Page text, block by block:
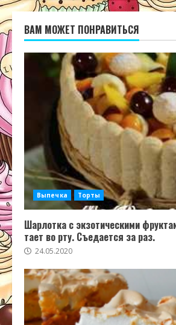
ВАМ МОЖЕТ ПОНРАВИТЬСЯ
Выпечка Торты
Шарлотка с экзотическими
тает во рту. Съедается за раз.
24.05.2020